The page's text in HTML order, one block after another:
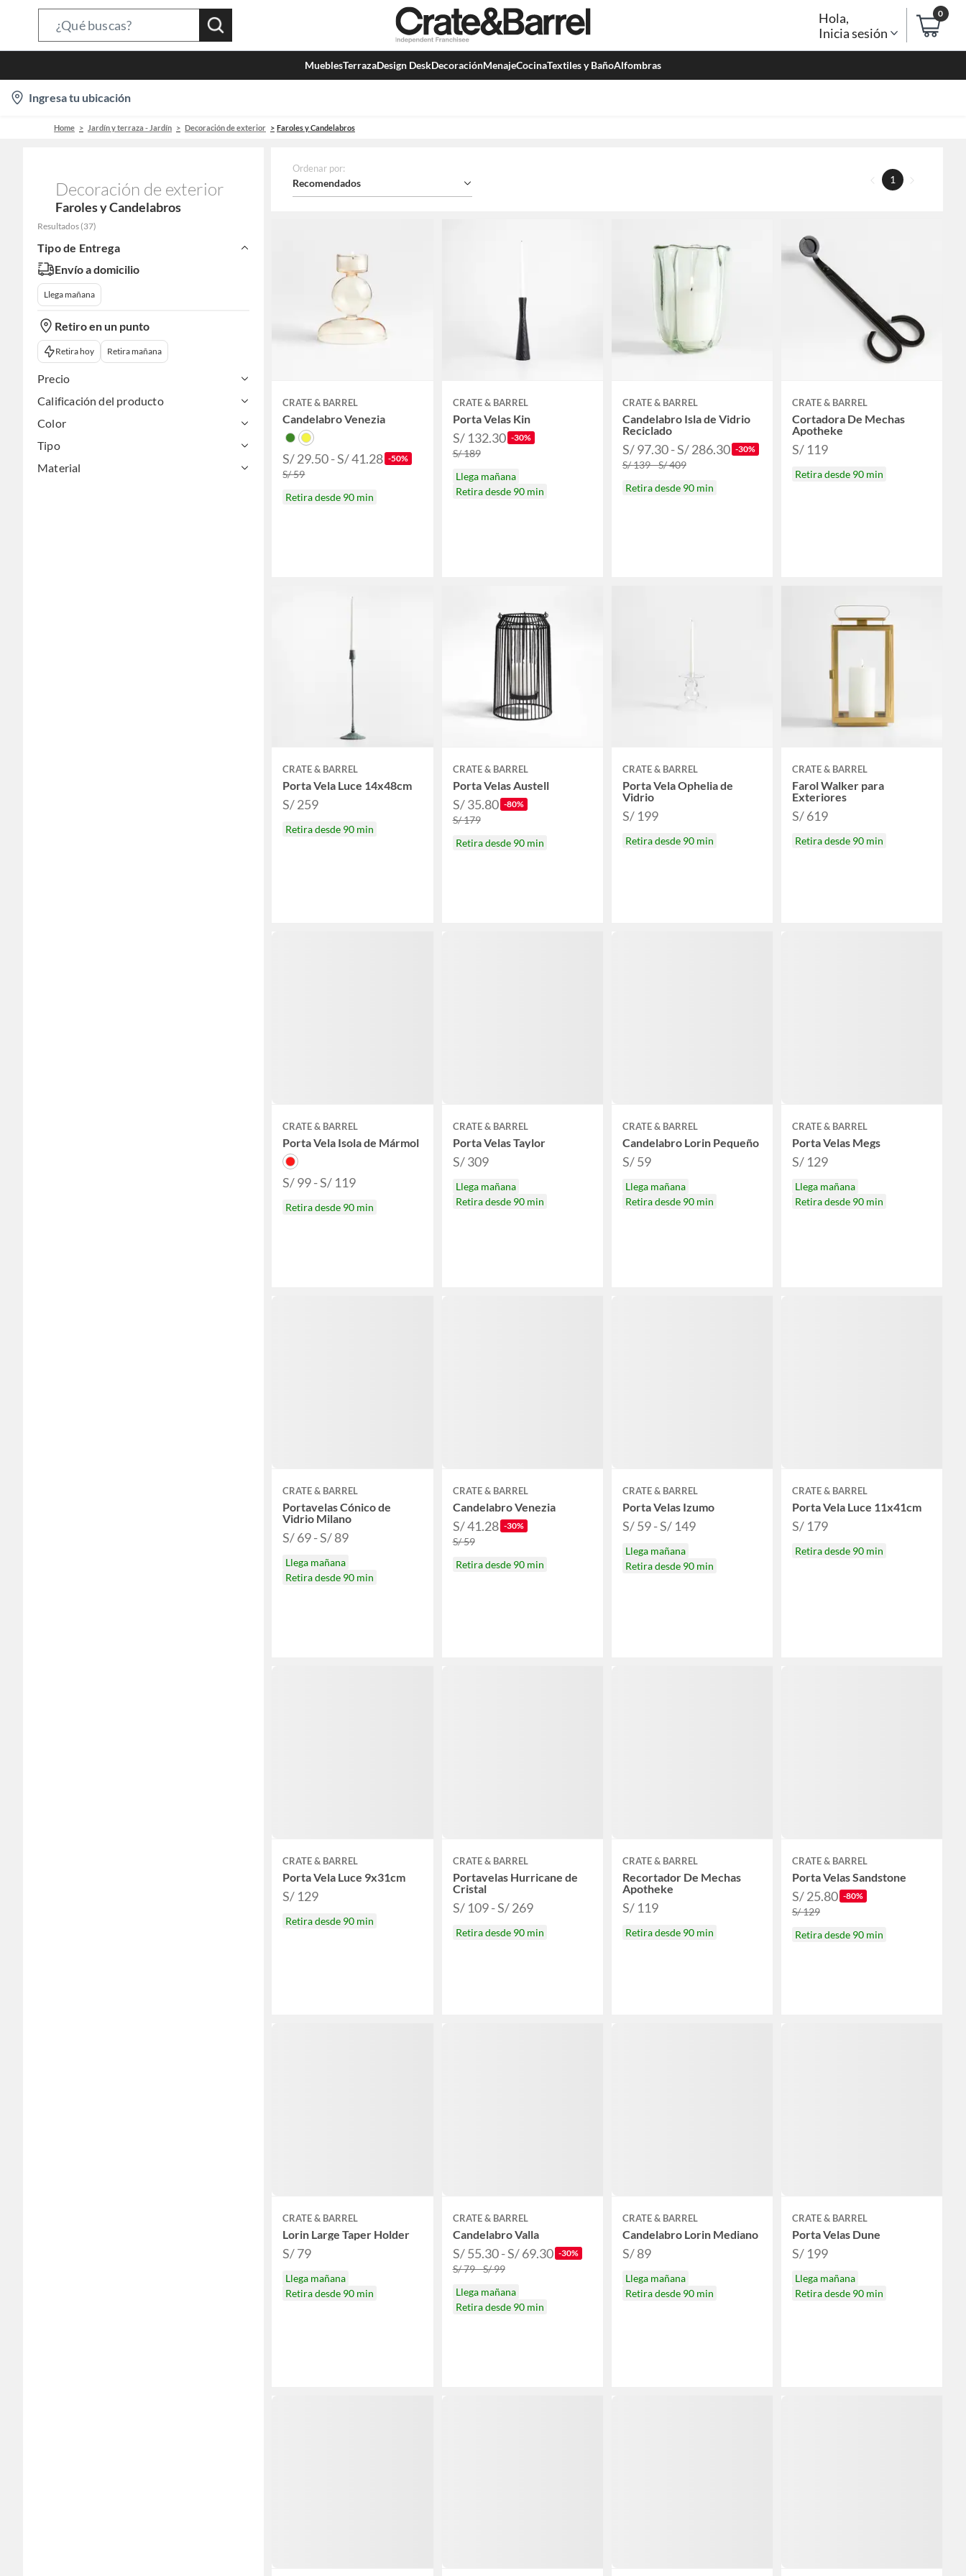
Bar
Hola,
Inicia sesión
0
MueblesTerrazaDesign DeskDecoraciónMenajeCocinaTextiles y BañoAlfombras
location-
icon
Ingresa tu ubicación
Home Jardín y terraza - Jardín Decoración de exterior Faroles y Candelabros
Decoración de exterior
Faroles y Candelabros
Resultados (37)
Tipo de Entrega
Envío a domicilio
Llega mañana
Retiro en un punto
Retira hoy Retira mañana
Precio
Calificación del producto
Color
Tipo
Material
Ordenar por:
Recomendados 1
CRATE & BARREL
Candelabro Venezia
S/ 29.50 - S/ 41.28 -50%
S/ 59
Retira desde 90 min
CRATE & BARREL
Porta Velas Kin
S/ 132.30 -30%
S/ 189
Llega mañana
Retira desde 90 min
CRATE & BARREL
Candelabro Isla de Vidrio
Reciclado
S/ 97.30 - S/ 286.30 -30%
S/ 139 - S/ 409
Retira desde 90 min
CRATE & BARREL
Cortadora De Mechas
Apotheke
S/ 119
Retira desde 90 min
CRATE & BARREL
Porta Vela Luce 14x48cm
S/ 259
Retira desde 90 min
CRATE & BARREL
Porta Velas Austell
S/ 35.80 -80%
S/ 179
Retira desde 90 min
CRATE & BARREL
Porta Vela Ophelia de
Vidrio
S/ 199
Retira desde 90 min
CRATE & BARREL
Farol Walker para
Exteriores
S/ 619
Retira desde 90 min
CRATE & BARREL
Porta Vela Isola de Mármol
S/ 99 - S/ 119
Retira desde 90 min
CRATE & BARREL
Porta Velas Taylor
S/ 309
Llega mañana
Retira desde 90 min
CRATE & BARREL
Candelabro Lorin Pequeño
S/ 59
Llega mañana
Retira desde 90 min
CRATE & BARREL
Porta Velas Megs
S/ 129
Llega mañana
Retira desde 90 min
CRATE & BARREL
Portavelas Cónico de
Vidrio Milano
S/ 69 - S/ 89
Llega mañana
Retira desde 90 min
CRATE & BARREL
Candelabro Venezia
S/ 41.28 -30%
S/ 59
Retira desde 90 min
CRATE & BARREL
Porta Velas Izumo
S/ 59 - S/ 149
Llega mañana
Retira desde 90 min
CRATE & BARREL
Porta Vela Luce 11x41cm
S/ 179
Retira desde 90 min
CRATE & BARREL
Porta Vela Luce 9x31cm
S/ 129
Retira desde 90 min
CRATE & BARREL
Portavelas Hurricane de
Cristal
S/ 109 - S/ 269
Retira desde 90 min
CRATE & BARREL
Recortador De Mechas
Apotheke
S/ 119
Retira desde 90 min
CRATE & BARREL
Porta Velas Sandstone
S/ 25.80 -80%
S/ 129
Retira desde 90 min
CRATE & BARREL
Lorin Large Taper Holder
S/ 79
Llega mañana
Retira desde 90 min
CRATE & BARREL
Candelabro Valla
S/ 55.30 - S/ 69.30 -30%
S/ 79 - S/ 99
Llega mañana
Retira desde 90 min
CRATE & BARREL
Candelabro Lorin Mediano
S/ 89
Llega mañana
Retira desde 90 min
CRATE & BARREL
Porta Velas Dune
S/ 199
Llega mañana
Retira desde 90 min